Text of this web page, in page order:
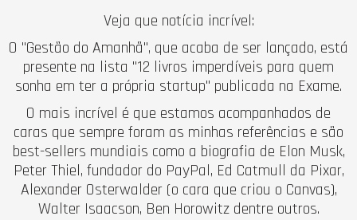
Veja que notícia incrível:
O "Gestão do Amanhã", que acaba de ser lançado, está
presente na lista "12 livros imperdíveis para quem
sonha em ter a própria startup" publicada na Exame.
O mais incrível é que estamos acompanhados de
caras que sempre foram as minhas referências e são
best-sellers mundiais como a biografia de Elon Musk,
Peter Thiel, fundador do PayPal, Ed Catmull da Pixar,
Alexander Osterwalder (o cara que criou o Canvas),
Walter Isaacson, Ben Horowitz dentre outros.